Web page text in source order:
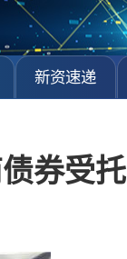
新资速递
券受托